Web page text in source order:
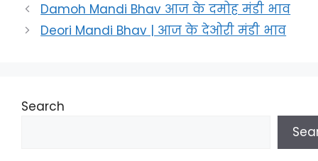
Damoh Mandi Bhav आज के दमोह मंडी भाव
Deori Mandi Bhav | आज के देओरी मंडी भाव
Search